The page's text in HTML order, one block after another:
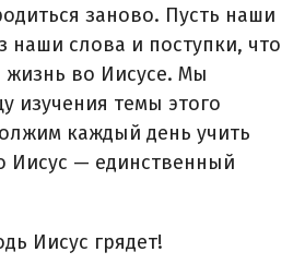
заново. Пусть наши
наши слова и поступки, что
жизнь во Иисусе. Мы
изучения темы этого
каждый день учить
Иисус — единственный
Иисус грядет!